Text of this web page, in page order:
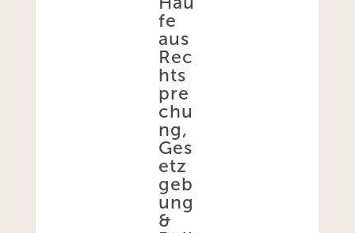
fe
aus
Rec
hts
pre
chu
ng,
Ges
etz
geb
ung
&